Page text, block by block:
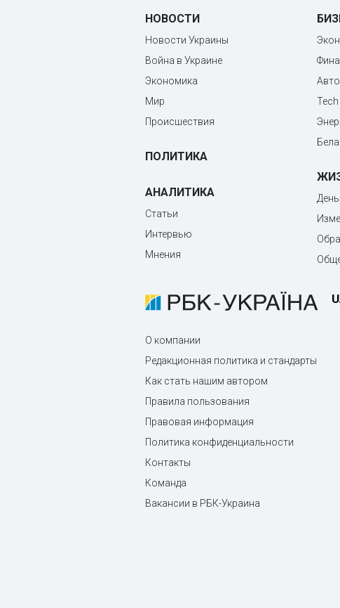
НОВОСТИ
Новости Украины
Война в Украине
Экономика
Мир
Происшествия
ПОЛИТИКА
АНАЛИТИКА
Статьи
Интервью
Мнения
Авто
Tech
О компании
Редакционная политика и стандарты
Как стать нашим автором
Правила пользования
Правовая информация
Политика конфиденциальности
Контакты
Команда
Вакансии в РБК-Украина